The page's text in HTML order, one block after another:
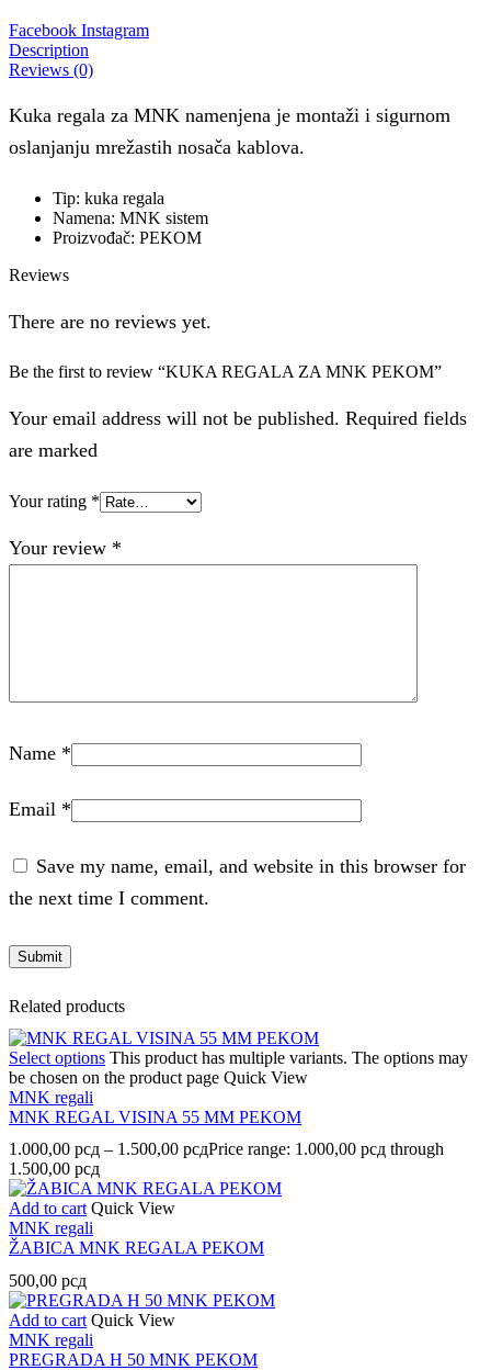
Facebook Instagram
Description
Reviews (0)
Kuka regala za MNK namenjena je montaži i sigurnom
oslanjanju mrežastih nosača kablova.
Tip: kuka regala
Namena: MNK sistem
Proizvođač: PEKOM
Reviews
There are no reviews yet.
Be the first to review “KUKA REGALA ZA MNK PEKOM”
Your email address will not be published. Required fields
are marked
Your rating *
Your review *
Name *
Email *
Save my name, email, and website in this browser for
the next time I comment.
Related products
Select options This product has multiple variants. The options may
be chosen on the product page Quick View
MNK regali
MNK REGAL VISINA 55 MM PEKOM
1.000,00 рсд – 1.500,00 рсдPrice range: 1.000,00 рсд through
1.500,00 рсд
Add to cart Quick View
MNK regali
ŽABICA MNK REGALA PEKOM
500,00 рсд
Add to cart Quick View
MNK regali
PREGRADA H 50 MNK PEKOM